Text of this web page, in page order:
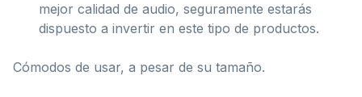
mejor calidad de audio, seguramente estarás
dispuesto a invertir en este tipo de productos.
Cómodos de usar, a pesar de su tamaño.